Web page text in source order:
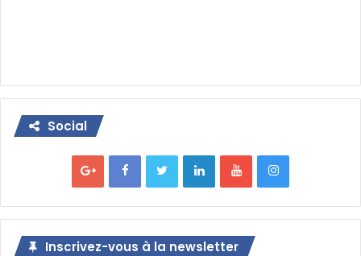
Social
Inscrivez-vous à la newsletter